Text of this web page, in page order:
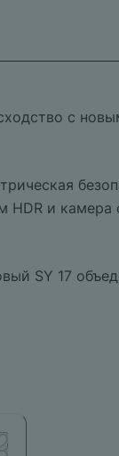
с
HDR и камера
SY 17